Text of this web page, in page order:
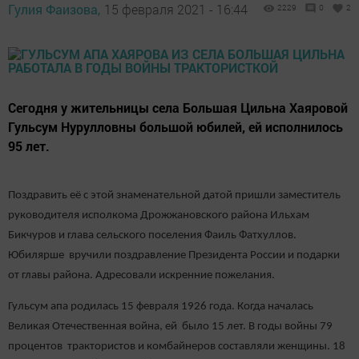
Гулия Фаизова, 15 февраля 2021 - 16:44 2229 0 2
Сегодня у жительницы села Большая Цильна Хаяровой
Гульсум Нурулловны большой юбилей, ей исполнилось
95 лет.
Поздравить её с этой знаменательной датой пришли заместитель
руководителя исполкома Дрожжановского района Ильхам
Бикчуров и глава сельского поселения Фаиль Фатхуллов.
Юбилярше вручили поздравление Президента России и подарки
от главы района. Адресовали искренние пожелания.
Гульсум апа родилась 15 февраля 1926 года. Когда началась
Великая Отечественная война, ей было 15 лет. В годы войны 79
процентов трактористов и комбайнеров составляли женщины. 18